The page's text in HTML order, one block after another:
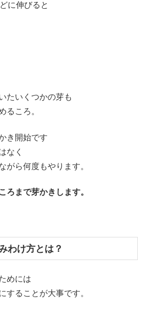
に伸びると
たいくつかの芽も
るころ。
き開始です
なく
がら何度もやります。
ろまで芽かきします。
わけ方とは？
めには
することが大事です。